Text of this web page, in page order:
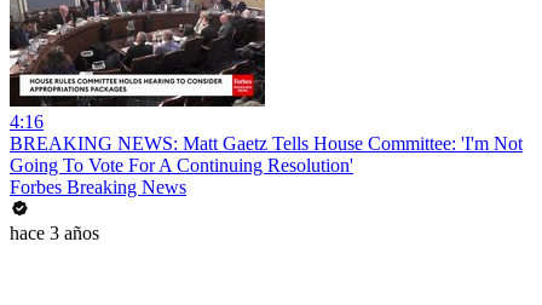
4:16
BREAKING NEWS: Matt Gaetz Tells House Committee: 'I'm Not
Going To Vote For A Continuing Resolution'
Forbes Breaking News
hace 3 años